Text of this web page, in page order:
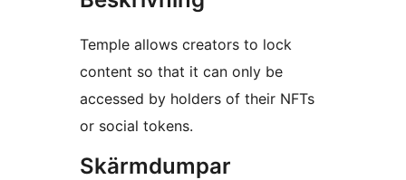
Temple allows creators to lock
content so that it can only be
accessed by holders of their NFTs
or social tokens.
Skärmdumpar